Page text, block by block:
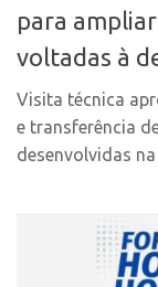
Chamamento
Pesquisa na
CPEs
PRPI/
Leis e Normas
Portal do
Inteligência
Pesquisa na
para
voltadas à
Visita técnica
e transferência
desenvolvidas